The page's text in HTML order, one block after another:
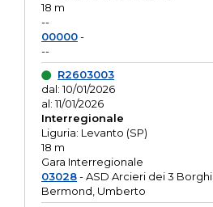
18 m
--
00000-
--
R2603003
dal: 10/01/2026
al: 11/01/2026
Interregionale
Liguria: Levanto (SP)
18 m
Gara Interregionale
03028- ASD Arcieri dei 3 Borghi
Bermond, Umberto